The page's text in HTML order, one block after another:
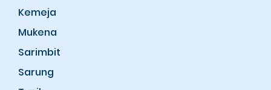
Kemeja
Mukena
Sarimbit
Sarung